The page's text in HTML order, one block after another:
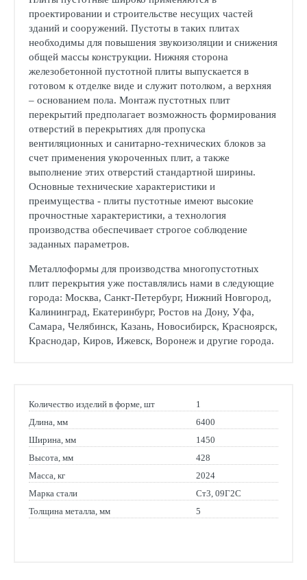
проектировании и строительстве несущих частей
зданий и сооружений. Пустоты в таких плитах
необходимы для повышения звукоизоляции и снижения
общей массы конструкции. Нижняя сторона
железобетонной пустотной плиты выпускается в
готовом к отделке виде и служит потолком, а верхняя
– основанием пола. Монтаж пустотных плит
перекрытий предполагает возможность формирования
отверстий в перекрытиях для пропуска
вентиляционных и санитарно-технических блоков за
счет применения укороченных плит, а также
выполнение этих отверстий стандартной ширины.
Основные технические характеристики и
преимущества - плиты пустотные имеют высокие
прочностные характеристики, а технология
производства обеспечивает строгое соблюдение
заданных параметров.
Металлоформы для производства многопустотных
плит перекрытия уже поставлялись нами в следующие
города: Москва, Санкт-Петербург, Нижний Новгород,
Калининград, Екатеринбург, Ростов на Дону, Уфа,
Самара, Челябинск, Казань, Новосибирск, Красноярск,
Краснодар, Киров, Ижевск, Воронеж и другие города.
Количество изделий в форме, шт
1
Длина, мм
6400
Ширина, мм
1450
Высота, мм
428
Масса, кг
2024
Марка стали
Ст3, 09Г2С
Толщина металла, мм
5